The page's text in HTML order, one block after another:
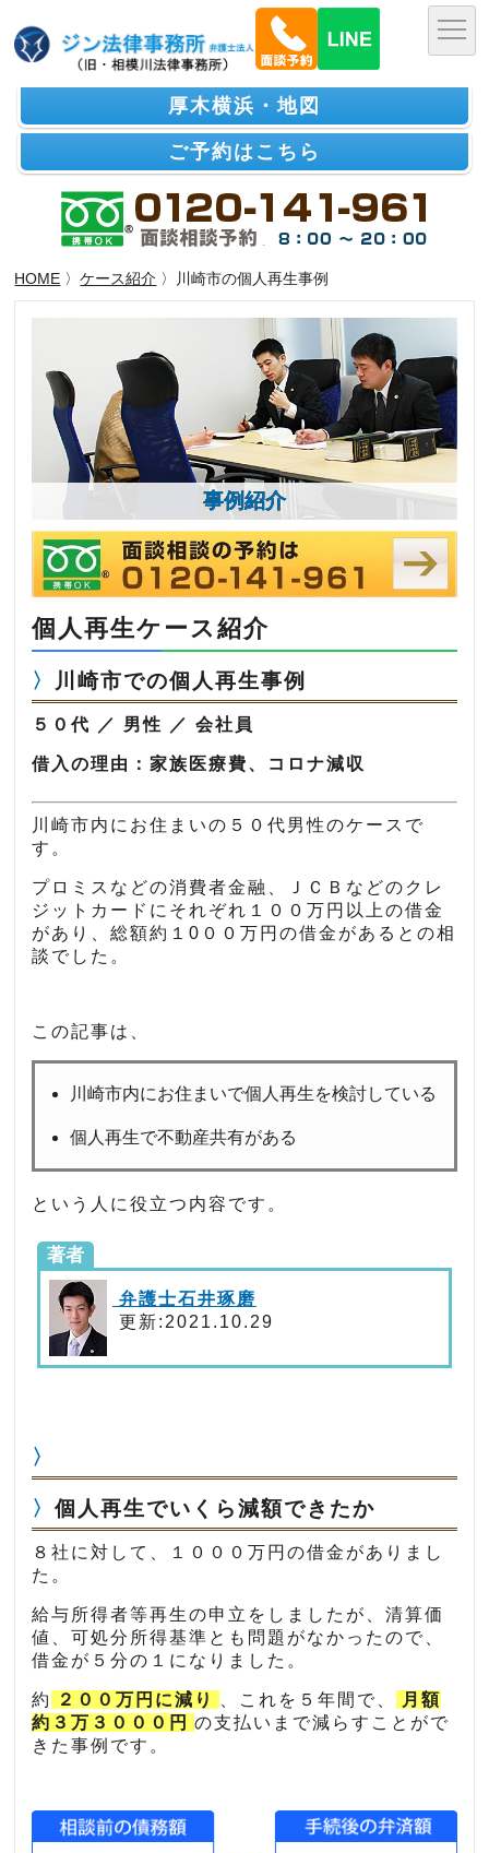
厚木横浜・地図
ご予約はこちら
HOME 〉ケース紹介 〉川崎市の個人再生事例
事例紹介
個人再生ケース紹介
川崎市での個人再生事例
５０代 ／ 男性 ／ 会社員
借入の理由：家族医療費、コロナ減収
川崎市内にお住まいの５０代男性のケースで
す。
プロミスなどの消費者金融、ＪＣＢなどのクレ
ジットカードにそれぞれ１００万円以上の借金
があり、総額約１0００万円の借金があるとの相
談でした。
この記事は、
川崎市内にお住まいで個人再生を検討している
個人再生で不動産共有がある
という人に役立つ内容です。
著者
弁護士石井琢磨
更新:2021.10.29
個人再生でいくら減額できたか
８社に対して、１０００万円の借金がありまし
た。
給与所得者等再生の申立をしましたが、清算価
値、可処分所得基準とも問題がなかったので、
借金が５分の１になりました。
約 ２００万円に減り 、これを５年間で、
月額
約３万３０００円
の支払いまで減らすことがで
きた事例です。